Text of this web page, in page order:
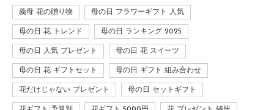
義母 花の贈り物 母の日 フラワーギフト 人気
母の日 花 トレンド 母の日 ランキング 2025
母の日 人気 プレゼント 母の日 花 スイーツ
母の日 花 ギフトセット 母の日 ギフト 組み合わせ
花だけじゃない プレゼント 母の日 セットギフト